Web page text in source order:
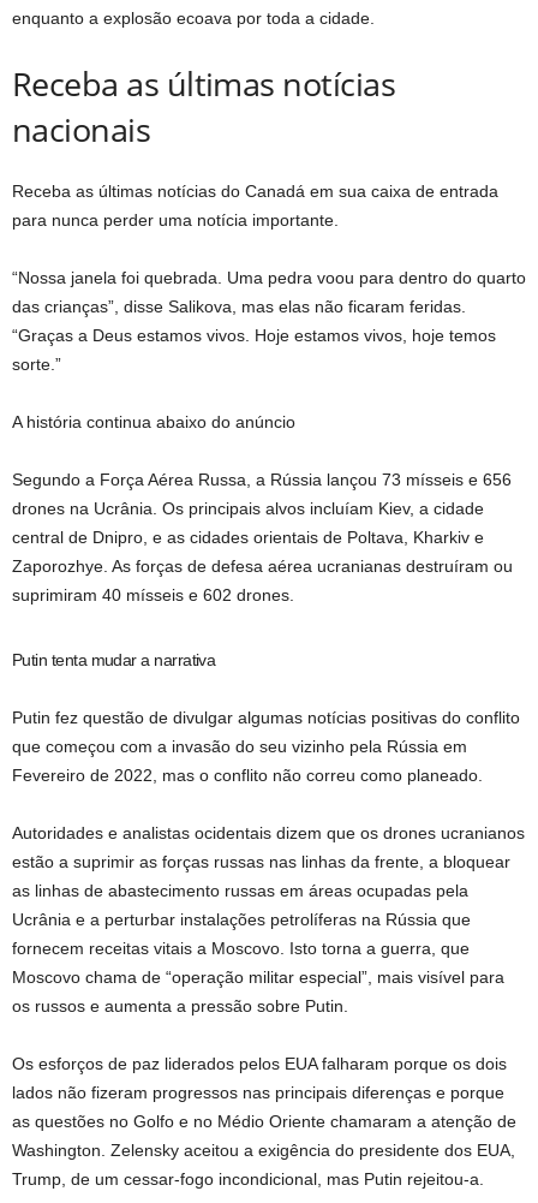
enquanto a explosão ecoava por toda a cidade.
Receba as últimas notícias
nacionais
Receba as últimas notícias do Canadá em sua caixa de entrada
para nunca perder uma notícia importante.
“Nossa janela foi quebrada. Uma pedra voou para dentro do quarto
das crianças”, disse Salikova, mas elas não ficaram feridas.
“Graças a Deus estamos vivos. Hoje estamos vivos, hoje temos
sorte.”
A história continua abaixo do anúncio
Segundo a Força Aérea Russa, a Rússia lançou 73 mísseis e 656
drones na Ucrânia. Os principais alvos incluíam Kiev, a cidade
central de Dnipro, e as cidades orientais de Poltava, Kharkiv e
Zaporozhye. As forças de defesa aérea ucranianas destruíram ou
suprimiram 40 mísseis e 602 drones.
Putin tenta mudar a narrativa
Putin fez questão de divulgar algumas notícias positivas do conflito
que começou com a invasão do seu vizinho pela Rússia em
Fevereiro de 2022, mas o conflito não correu como planeado.
Autoridades e analistas ocidentais dizem que os drones ucranianos
estão a suprimir as forças russas nas linhas da frente, a bloquear
as linhas de abastecimento russas em áreas ocupadas pela
Ucrânia e a perturbar instalações petrolíferas na Rússia que
fornecem receitas vitais a Moscovo. Isto torna a guerra, que
Moscovo chama de “operação militar especial”, mais visível para
os russos e aumenta a pressão sobre Putin.
Os esforços de paz liderados pelos EUA falharam porque os dois
lados não fizeram progressos nas principais diferenças e porque
as questões no Golfo e no Médio Oriente chamaram a atenção de
Washington. Zelensky aceitou a exigência do presidente dos EUA,
Trump, de um cessar-fogo incondicional, mas Putin rejeitou-a.